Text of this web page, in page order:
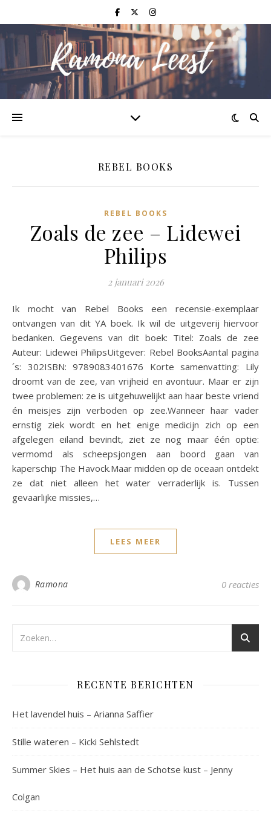
REBEL BOOKS
REBEL BOOKS
Zoals de zee – Lidewei
Philips
2 januari 2026
Ik mocht van Rebel Books een recensie-exemplaar
ontvangen van dit YA boek. Ik wil de uitgeverij hiervoor
bedanken. Gegevens van dit boek: Titel: Zoals de zee
Auteur: Lidewei PhilipsUitgever: Rebel BooksAantal pagina
´s: 302ISBN: 9789083401676 Korte samenvatting: Lily
droomt van de zee, van vrijheid en avontuur. Maar er zijn
twee problemen: ze is uitgehuwelijkt aan haar beste vriend
én meisjes zijn verboden op zee.Wanneer haar vader
ernstig ziek wordt en het enige medicijn zich op een
afgelegen eiland bevindt, ziet ze nog maar één optie:
vermomd als scheepsjongen aan boord gaan van
kaperschip The Havock.Maar midden op de oceaan ontdekt
ze dat niet alleen het water verraderlijk is. Tussen
gevaarlijke missies,…
LEES MEER
Ramona 0 reacties
RECENTE BERICHTEN
Het lavendel huis – Arianna Saffier
Stille wateren – Kicki Sehlstedt
Summer Skies – Het huis aan de Schotse kust – Jenny
Colgan